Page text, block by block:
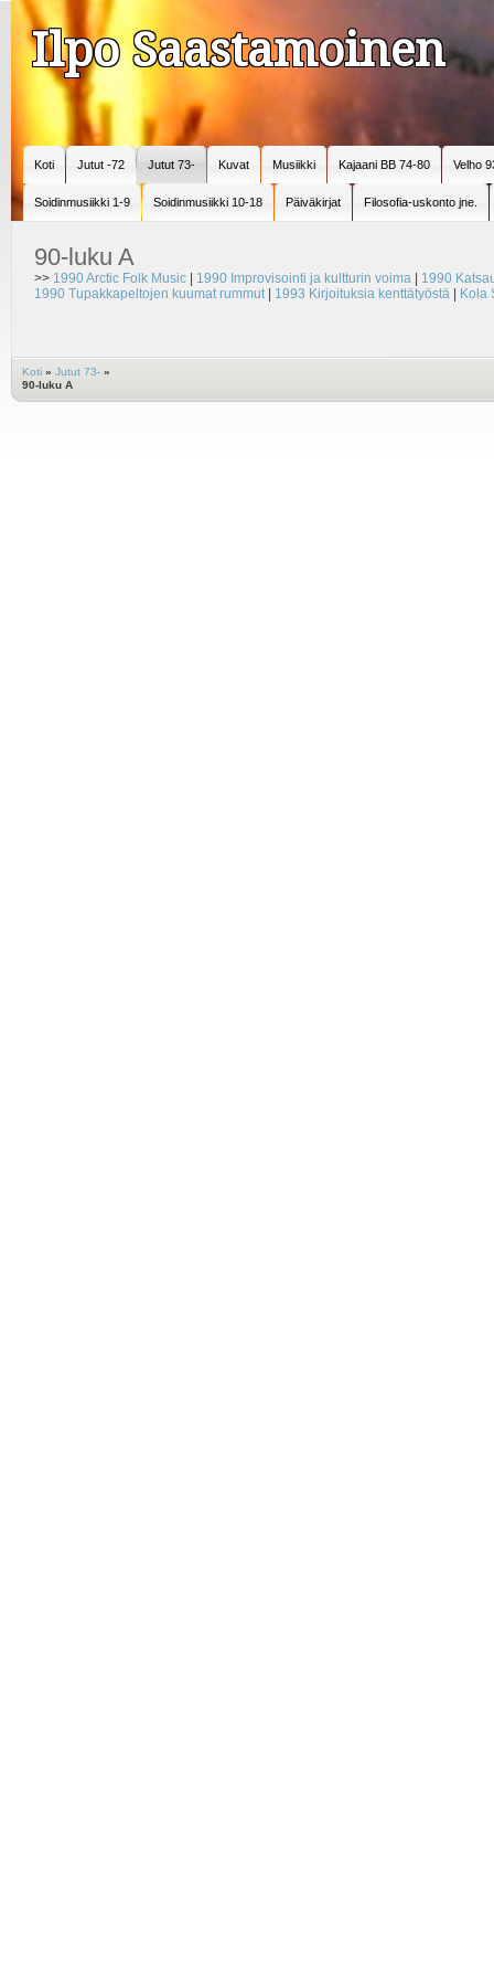
Ilpo Saastamoinen
Koti Jutut -72 Jutut 73- Kuvat Musiikki Kajaani BB 74-80 Velho
Soidinmusiikki 1-9 Soidinmusiikki 10-18 Päiväkirjat Filosofia-uskonto jne.
90-luku A
>> 1990 Arctic Folk Music 1990 Improvisointi ja kultturin voima
1990
1990 Tupakkapeltojen kuumat rummut| 1993 Kirjoituksia kenttätyöstä Kola
Koti » Jutut 73- »
90-luku A